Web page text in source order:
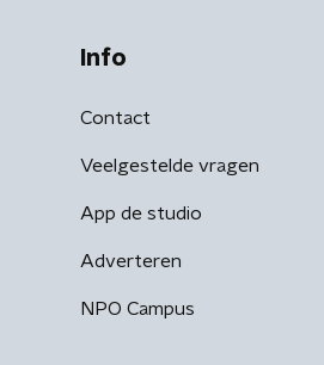
Info
Contact
Veelgestelde vragen
App de studio
Adverteren
NPO Campus